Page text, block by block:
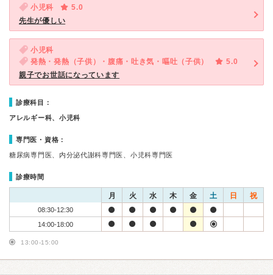
小児科
5.0
先生が優しい
小児科
発熱・発熱（子供）・腹痛・吐き気・嘔吐（子供）
5.0
親子でお世話になっています
診療科目：
アレルギー科、小児科
専門医・資格：
糖尿病専門医、内分泌代謝科専門医、小児科専門医
診療時間
月 火 水 木 金 土 日 祝
08:30-12:30
14:00-18:00
13:00-15:00